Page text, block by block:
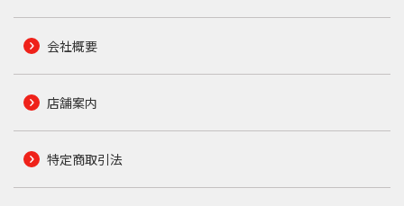
会社概要
店舗案内
特定商取引法